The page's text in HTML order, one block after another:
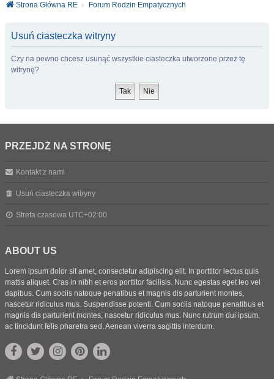
Strona Główna RE Forum Rodzin Empatycznych
Usuń ciasteczka witryny
Czy na pewno chcesz usunąć wszystkie ciasteczka utworzone przez tę
witrynę?
PRZEJDŹ NA STRONĘ
Kontakt z nami
Usuń ciasteczka witryny
Strefa czasowa UTC+02:00
ABOUT US
Lorem ipsum dolor sit amet, consectetur adipiscing elit. In porttitor lectus quis
mattis aliquet. Cras in nibh et eros porttitor facilisis. Nunc egestas eget leo vel
dapibus. Cum sociis natoque penatibus et magnis dis parturient montes,
nascetur ridiculus mus. Suspendisse potenti. Cum sociis natoque penatibus et
magnis dis parturient montes, nascetur ridiculus mus. Nunc rutrum dui ipsum,
ac tincidunt felis pharetra sed. Aenean viverra sagittis interdum.